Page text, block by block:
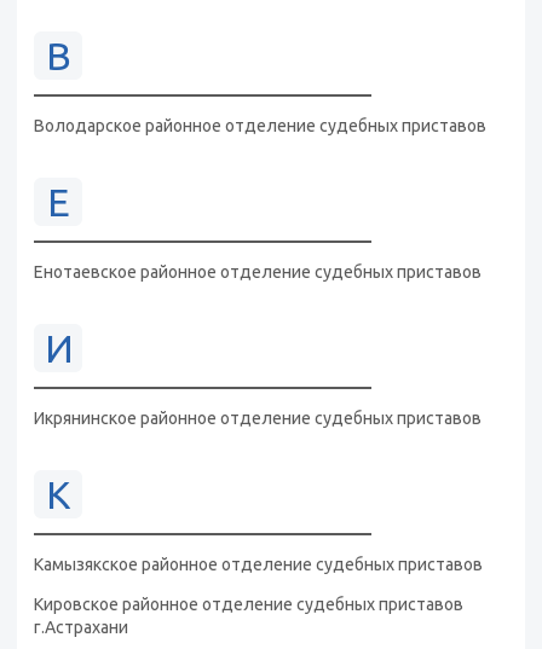
В
Володарское районное отделение судебных приставов
Е
Енотаевское районное отделение судебных приставов
И
Икрянинское районное отделение судебных приставов
К
Камызякское районное отделение судебных приставов
Кировское районное отделение судебных приставов
г.Астрахани